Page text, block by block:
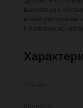
манговыми
в нём